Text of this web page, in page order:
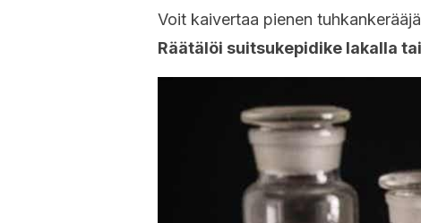
Voit kaivertaa pienen
Räätälöi suitsukepidike lakalla